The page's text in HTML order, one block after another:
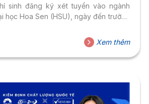
sinh đăng ký xét tuyển vào ngành
học Hoa Sen (HSU), ngày đến trường
quà tuổi 18 đặc biệt – câu chuyện về
tại chính ngôi trường mình lựa chọn.
Xem thêm